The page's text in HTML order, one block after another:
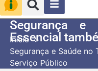
Segurança e
Essencial
Início
Segurança e Saúde no
Serviço Público